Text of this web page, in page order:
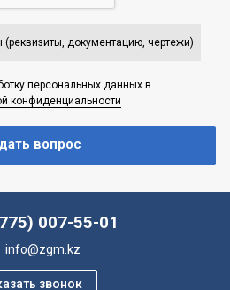
(реквизиты, документацию, чертежи)
персональных данных в
конфиденциальности
007-55-01
info@zgm.kz